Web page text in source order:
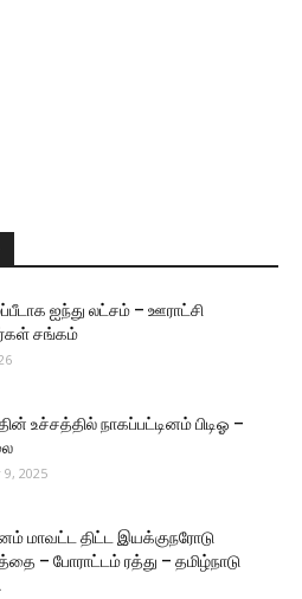
ஐந்து லட்சம் – ஊராட்சி
சங்கம்
உச்சத்தில் நாகப்பட்டினம் பிடிஓ –
2025
மாவட்ட திட்ட இயக்குநரோடு
– போராட்டம் ரத்து – தமிழ்நாடு